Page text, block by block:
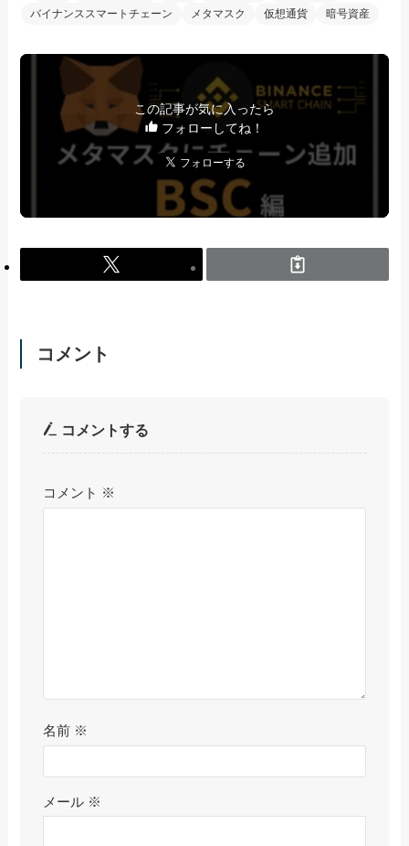
バイナンススマートチェーン
メタマスク 仮想通貨 暗号資産
この記事が気に入ったら
フォローしてね！
コメント
コメントする
コメント ※
名前 ※
メール ※